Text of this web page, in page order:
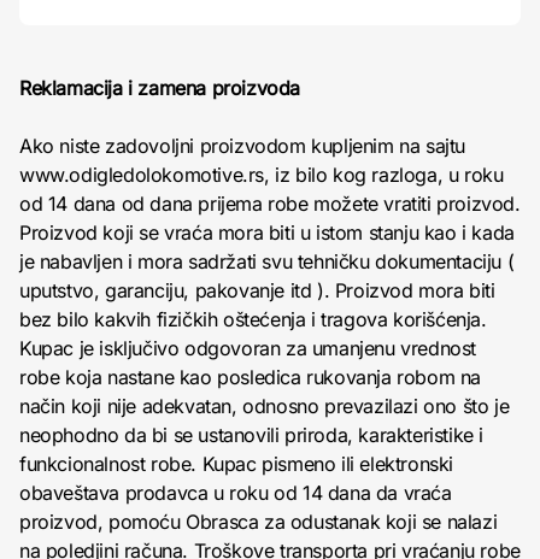
Reklamacija i zamena proizvoda
Ako niste zadovoljni proizvodom kupljenim na sajtu
www.odigledolokomotive.rs, iz bilo kog razloga, u roku
od 14 dana od dana prijema robe možete vratiti proizvod.
Proizvod koji se vraća mora biti u istom stanju kao i kada
je nabavljen i mora sadržati svu tehničku dokumentaciju (
uputstvo, garanciju, pakovanje itd ). Proizvod mora biti
bez bilo kakvih fizičkih oštećenja i tragova korišćenja.
Kupac je isključivo odgovoran za umanjenu vrednost
robe koja nastane kao posledica rukovanja robom na
način koji nije adekvatan, odnosno prevazilazi ono što je
neophodno da bi se ustanovili priroda, karakteristike i
funkcionalnost robe. Kupac pismeno ili elektronski
obaveštava prodavca u roku od 14 dana da vraća
proizvod, pomoću Obrasca za odustanak koji se nalazi
na poledjini računa. Troškove transporta pri vraćanju robe